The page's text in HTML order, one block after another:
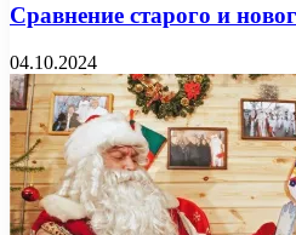
Сравнение старого и
04.10.2024